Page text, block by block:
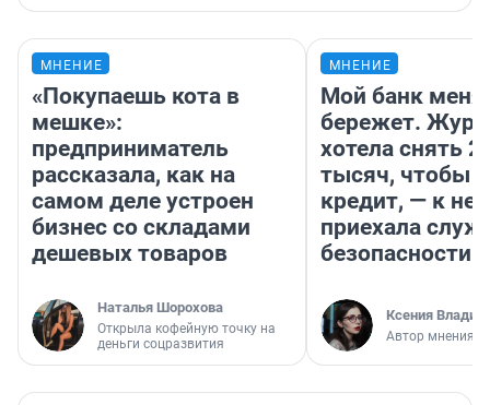
МНЕНИЕ
«Покупаешь кота в
мешке»:
предприниматель
рассказала, как на
самом деле устроен
бизнес со складами
дешевых товаров
Наталья Шорохова
Открыла кофейную точку на
деньги соцразвития
МНЕНИЕ
Мой банк меня
бережет.
хотела снять
тысяч, чтобы
кредит, — к
приехала
безопасности
Ксения
Автор мнения